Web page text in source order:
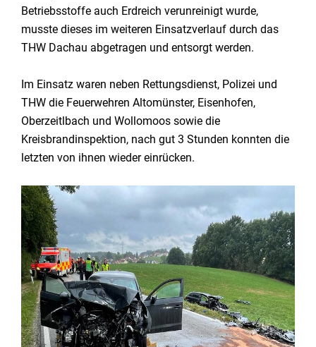
Betriebsstoffe auch Erdreich verunreinigt wurde,
musste dieses im weiteren Einsatzverlauf durch das
THW Dachau abgetragen und entsorgt werden.
Im Einsatz waren neben Rettungsdienst, Polizei und
THW die Feuerwehren Altomünster, Eisenhofen,
Oberzeitlbach und Wollomoos sowie die
Kreisbrandinspektion, nach gut 3 Stunden konnten die
letzten von ihnen wieder einrücken.